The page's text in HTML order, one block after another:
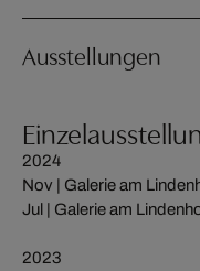
Ausstellungen
2024
Nov | Galerie am
Jul | Galerie am
2023